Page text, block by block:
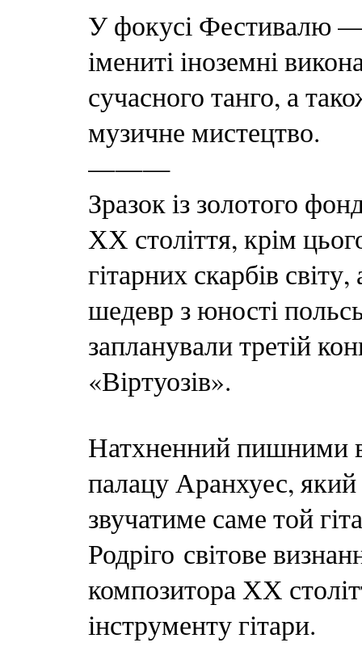
У фокусі Фестивалю —
імениті іноземні
сучасного танго, а
музичне мистецтво.
———
Зразок із золотого
ХХ століття, крім
гітарних скарбів
шедевр з юності
запланували третій
«Віртуозів».
Натхненний пишними
палацу Аранхуес,
звучатиме саме той
Родріго світове
композитора ХХ
інструменту гітари.